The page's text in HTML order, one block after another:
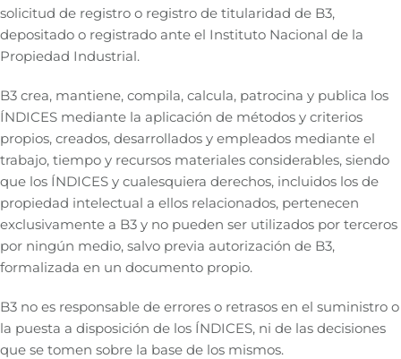
solicitud de registro o registro de titularidad de B3,
depositado o registrado ante el Instituto Nacional de la
Propiedad Industrial.
B3 crea, mantiene, compila, calcula, patrocina y publica los
ÍNDICES mediante la aplicación de métodos y criterios
propios, creados, desarrollados y empleados mediante el
trabajo, tiempo y recursos materiales considerables, siendo
que los ÍNDICES y cualesquiera derechos, incluidos los de
propiedad intelectual a ellos relacionados, pertenecen
exclusivamente a B3 y no pueden ser utilizados por terceros
por ningún medio, salvo previa autorización de B3,
formalizada en un documento propio.
B3 no es responsable de errores o retrasos en el suministro o
la puesta a disposición de los ÍNDICES, ni de las decisiones
que se tomen sobre la base de los mismos.